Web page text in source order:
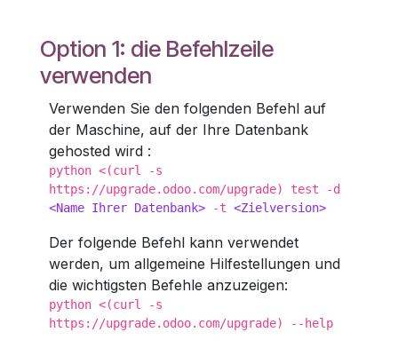
Option 1: die Befehlzeile
verwenden
Verwenden Sie den folgenden Befehl auf
der Maschine, auf der Ihre Datenbank
gehosted wird :
python <(curl -s
https://upgrade.odoo.com/upgrade) test -d
<Name Ihrer Datenbank> -t <Zielversion>
Der folgende Befehl kann verwendet
werden, um allgemeine Hilfestellungen und
die wichtigsten Befehle anzuzeigen:
python <(curl -s
https://upgrade.odoo.com/upgrade) --help